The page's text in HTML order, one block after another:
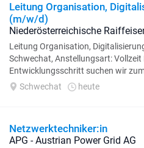
Leitung Organisation,
(m/w/d)
Niederösterreichische
Leitung Organisation,
Schwechat, Anstellungsart: Vollzeit
Entwicklungsschritt suchen wir
Persönlichkeit...
Schwechat heute
Netzwerktechniker:in
APG - Austrian Power Grid AG